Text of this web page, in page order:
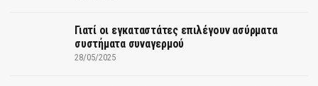
Γιατί οι εγκαταστάτες επιλέγουν ασύρματα
συστήματα συναγερμού
28/05/2025